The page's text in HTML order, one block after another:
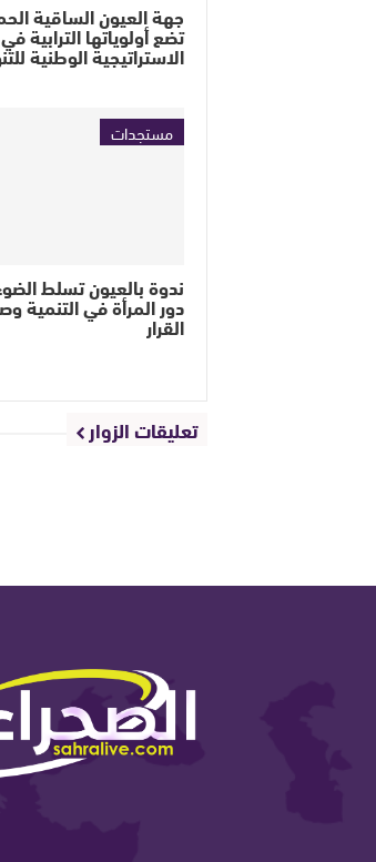
جهة العيون الساقية
تضع أولوياتها الترابية
الاستراتيجية الوطنية
مستجدات
ندوة بالعيون تسلط
دور المرأة في التنمية
القرار
تعليقات الزوار